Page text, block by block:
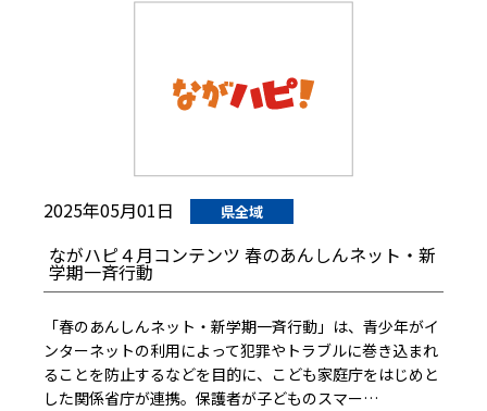
2025年05月01日 県全域
ながハピ４月コンテンツ 春のあんしんネット・新
学期一斉行動
「春のあんしんネット・新学期一斉行動」は、青少年がイ
ンターネットの利用によって犯罪やトラブルに巻き込まれ
ることを防止するなどを目的に、こども家庭庁をはじめと
した関係省庁が連携。保護者が子どものスマー…